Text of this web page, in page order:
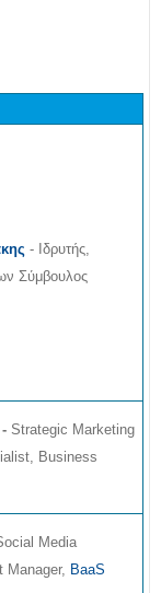
- Ιδρυτής,
Σύμβουλος
- Strategic Marketing
Business
Media
Manager, BaaS